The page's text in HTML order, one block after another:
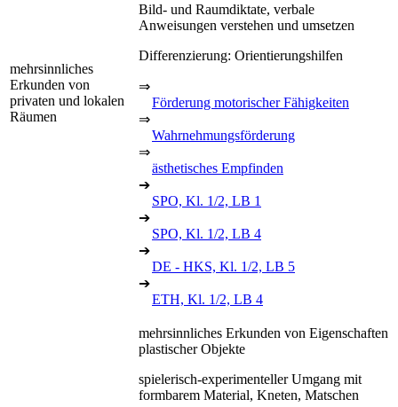
mehrsinnliches
Erkunden von
privaten und lokalen
Räumen
Bild- und Raumdiktate, verbale
Anweisungen verstehen und umsetzen
Differenzierung: Orientierungshilfen
⇒
Förderung motorischer Fähigkeiten
⇒
Wahrnehmungsförderung
⇒
ästhetisches Empfinden
➔
SPO, Kl. 1/2, LB 1
➔
SPO, Kl. 1/2, LB 4
➔
DE - HKS, Kl. 1/2, LB 5
➔
ETH, Kl. 1/2, LB 4
mehrsinnliches Erkunden von Eigenschaften
plastischer Objekte
spielerisch-experimenteller Umgang mit
formbarem Material, Kneten, Matschen